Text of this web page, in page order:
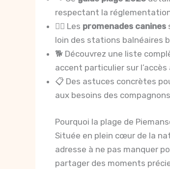
respectant la
🚶‍♂️ Les promenades canines
loin des stations balnéaires
🐕 Découvrez une liste
accent particulier sur
📋 Des astuces concrètes
aux besoins des
Pourquoi la plage de
Située en plein cœur de la
adresse à ne pas manquer
partager des moments